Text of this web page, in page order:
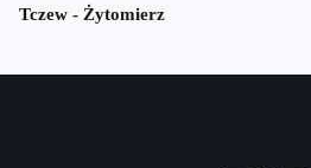
Tczew - Żytomierz